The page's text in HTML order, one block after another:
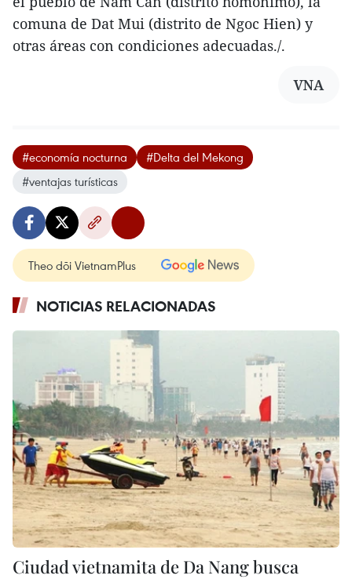
comuna de Dat Mui (distrito de Ngoc Hien) y
otras áreas con condiciones adecuadas./.
VNA
#economía nocturna
#Delta del Mekong
#ventajas turísticas
Theo dõi VietnamPlus
NOTICIAS RELACIONADAS
Ciudad vietnamita de Da Nang busca